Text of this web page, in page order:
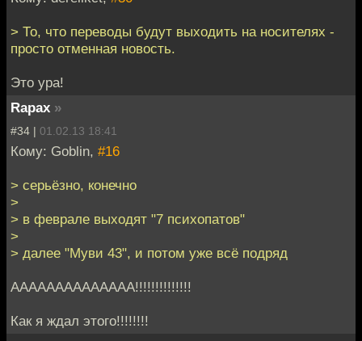
> То, что переводы будут выходить на носителях -
просто отменная новость.
Это ура!
Rapax »
#34 | 01.02.13 18:41
Кому: Goblin, #16
> серьёзно, конечно
>
> в феврале выходят "7 психопатов"
>
> далее "Муви 43", и потом уже всё подряд
АААААААААААААА!!!!!!!!!!!!!!
Как я ждал этого!!!!!!!!